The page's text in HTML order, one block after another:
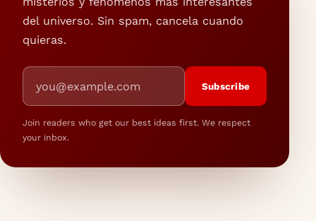
del universo. Sin spam, cancela cuando
quieras.
Email address
Subscribe
Join readers who get our best ideas first. We respect
your inbox.